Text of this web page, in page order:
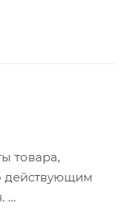
товара,
действующим